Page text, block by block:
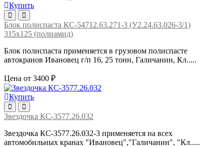
Купить
Блок полиспаста КС-54712.63.271-3 (У2.24.63.026-3/1)
315х125 (полиамид)
Блок полиспаста применяется в грузовом полиспасте
автокранов Ивановец г/п 16, 25 тонн, Галичанин, Кл.....
Цена от 3400 ₽
Купить
Звездочка КС-3577.26.032
Звездочка КС-3577.26.032-3 применяется на всех
автомобильных кранах "Ивановец","Галичанин", "Кл.....